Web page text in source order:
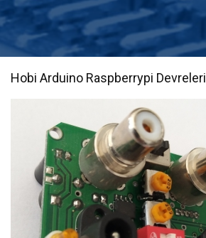
Optik Sistemleri
Potansiyometreler
Buton ve Anahtarlar
Röleler
Entegre
Transistör Mosfet ve Diyotlar
Hobi Arduino Raspberrypi Devreleri